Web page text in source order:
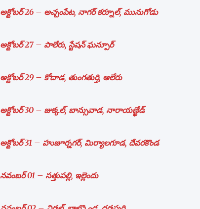
అక్టోబర్ 26 – అచ్చంపేట, నాగర్ కర్నూల్, మునుగోడు
అక్టోబర్ 27 – పాలేరు, స్టేషన్ ఘన్పూర్
అక్టోబర్ 29 – కోదాడ, తుంగతుర్తి, ఆలేరు
అక్టోబర్ 30 – జుక్కల్, బాన్సువాడ, నారాయణ్ఖేడ్
అక్టోబర్ 31 – హుజూర్నగర్, మిర్యాలగూడ, దేవరకొండ
నవంబర్ 01 – సత్తుపల్లి, ఇల్లెందు